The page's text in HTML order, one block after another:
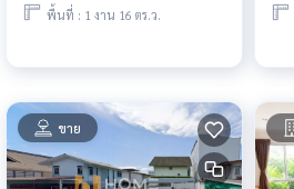
พื้นที่ : 1 งาน 16 ตร.ว.
ขาย